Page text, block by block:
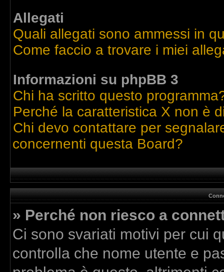
Allegati
Quali allegati sono ammessi in
Come faccio a trovare i miei
Informazioni su phpBB 3
Chi ha scritto questo
Perché la caratteristica X non è
Chi devo contattare per
concernenti questa Board?
» Perché non riesco a
Ci sono svariati motivi per cui
controlla che nome utente e